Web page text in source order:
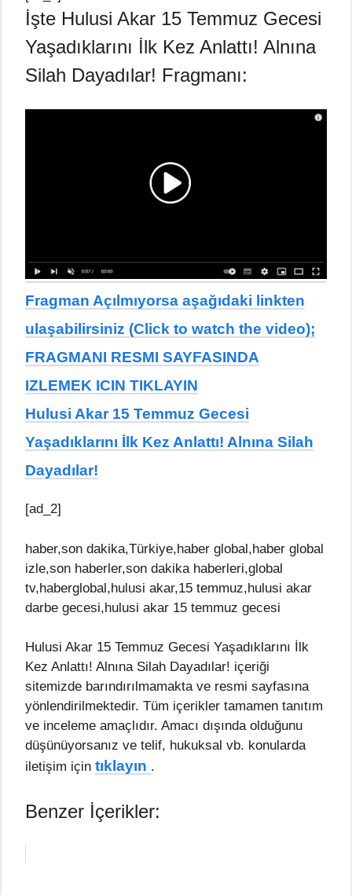
İşte Hulusi Akar 15 Temmuz Gecesi
Yaşadıklarını İlk Kez Anlattı! Alnına
Silah Dayadılar! Fragmanı:
Fragman Açılmıyorsa aşağıdaki linkten
ulaşabilirsiniz (Click to watch the video);
FRAGMANI RESMI SAYFASINDA
IZLEMEK ICIN TIKLAYIN
Hulusi Akar 15 Temmuz Gecesi
Yaşadıklarını İlk Kez Anlattı! Alnına Silah
Dayadılar!
[ad_2]
haber,son dakika,Türkiye,haber global,haber global
izle,son haberler,son dakika haberleri,global
tv,haberglobal,hulusi akar,15 temmuz,hulusi akar
darbe gecesi,hulusi akar 15 temmuz gecesi
Hulusi Akar 15 Temmuz Gecesi Yaşadıklarını İlk
Kez Anlattı! Alnına Silah Dayadılar! içeriği
sitemizde barındırılmamakta ve resmi sayfasına
yönlendirilmektedir. Tüm içerikler tamamen tanıtım
ve inceleme amaçlıdır. Amacı dışında olduğunu
düşünüyorsanız ve telif, hukuksal vb. konularda
iletişim için tıklayın .
Benzer İçerikler: